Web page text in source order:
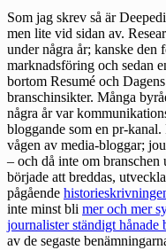
Som jag skrev så är
men lite vid sidan av.
under några år; kanske den
marknadsföring och sedan
bortom Resumé och
branschinsikter. Många
några år var
bloggande som en pr-
vågen av media-bloggar;
– och då inte om
började att breddas,
pågående
inte minst bli mer och mer
journalister ständigt hånade
av de segaste